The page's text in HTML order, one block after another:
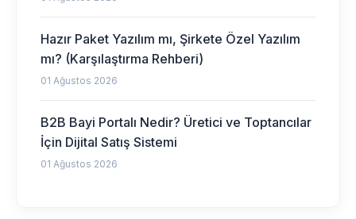
Hazır Paket Yazılım mı, Şirkete Özel Yazılım
mı? (Karşılaştırma Rehberi)
01 Ağustos 2026
B2B Bayi Portalı Nedir? Üretici ve Toptancılar
İçin Dijital Satış Sistemi
01 Ağustos 2026